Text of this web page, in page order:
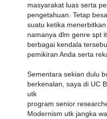
masyarakat luas serta
pengetahuan. Tetap
suatu ketika
namanya dlm genre spt
berbagai kendala
pemikiran Anda serta
Sementara sekian dulu
berkenalan, saya di UC
utk
program senior
Modernism utk jangka